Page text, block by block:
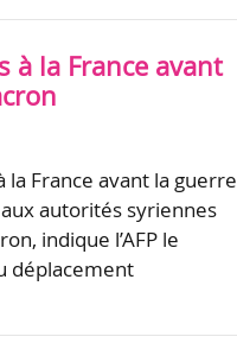
à la France avant
France avant la guerre
autorités syriennes
indique l’AFP le
déplacement